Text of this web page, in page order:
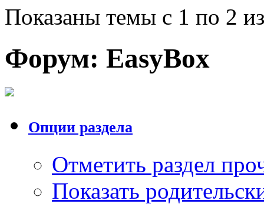
Показаны темы с 1 по 2
Форум: EasyBox
Опции раздела
Отметить раздел
Показать